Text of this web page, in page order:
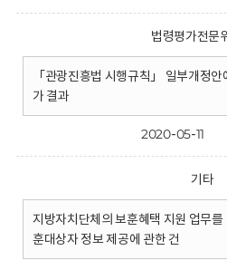
법령평가전문
「관광진흥법 시행규칙」 일부개정
가 결과
2020-05-11
기타
지방자치단체의 보훈혜택 지원 업무
훈대상자 정보 제공에 관한 건